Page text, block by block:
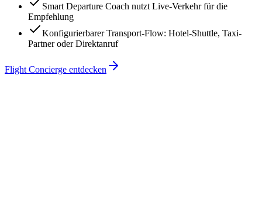
Smart Departure Coach nutzt Live-Verkehr für die
Empfehlung
Konfigurierbarer Transport-Flow: Hotel-Shuttle, Taxi-
Partner oder Direktanruf
Flight Concierge entdecken